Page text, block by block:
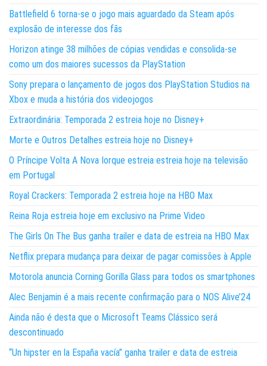
Battlefield 6 torna-se o jogo mais aguardado da Steam após
explosão de interesse dos fãs
Horizon atinge 38 milhões de cópias vendidas e consolida-se
como um dos maiores sucessos da PlayStation
Sony prepara o lançamento de jogos dos PlayStation Studios na
Xbox e muda a história dos videojogos
Extraordinária: Temporada 2 estreia hoje no Disney+
Morte e Outros Detalhes estreia hoje no Disney+
O Príncipe Volta A Nova Iorque estreia estreia hoje na televisão
em Portugal
Royal Crackers: Temporada 2 estreia hoje na HBO Max
Reina Roja estreia hoje em exclusivo na Prime Video
The Girls On The Bus ganha trailer e data de estreia na HBO Max
Netflix prepara mudança para deixar de pagar comissões à Apple
Motorola anuncia Corning Gorilla Glass para todos os smartphones
Alec Benjamin é a mais recente confirmação para o NOS Alive’24
Ainda não é desta que o Microsoft Teams Clássico será
descontinuado
“Un hipster en la España vacía” ganha trailer e data de estreia